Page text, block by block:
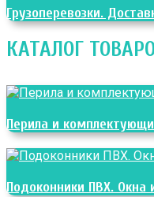
Грузоперевозки.
КАТАЛОГ
Перила и
Подоконники ПВХ. Окна